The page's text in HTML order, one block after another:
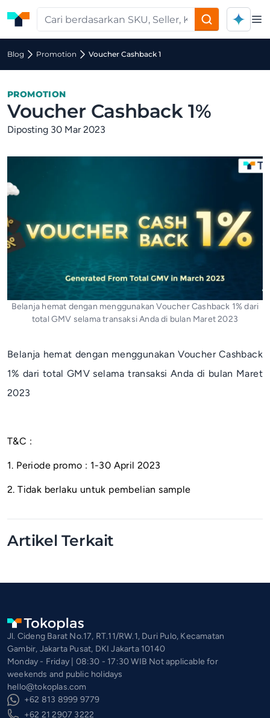
Blog Promotion Voucher Cashback 1
PROMOTION
Voucher Cashback 1%
Diposting 30 Mar 2023
Belanja hemat dengan menggunakan Voucher Cashback 1% dari
total GMV selama transaksi Anda di bulan Maret 2023
Belanja hemat dengan menggunakan Voucher Cashback
1% dari total GMV selama transaksi Anda di bulan Maret
2023
T&C :
1. Periode promo : 1-30 April 2023
2. Tidak berlaku untuk pembelian sample
Artikel Terkait
Jl. Cideng Barat No.17, RT.11/RW.1, Duri Pulo, Kecamatan
Gambir, Jakarta Pusat, DKI Jakarta 10140
Monday - Friday | 08:30 - 17:30 WIB Not applicable for
weekends and public holidays
hello@tokoplas.com
+62 813 8999 9779
+62 21 2907 3222